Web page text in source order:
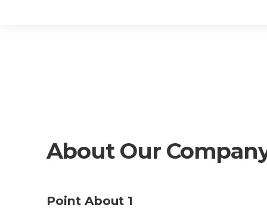
About Our
Point About 1